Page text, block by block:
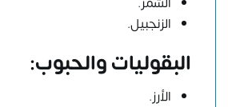
الزنجبيل.
البقوليات والحبوب:
الأرز.